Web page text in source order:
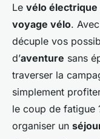
Le vélo électrique
voyage vélo.
décuple vos
d’aventure sans
traverser la
simplement
le coup de fatigue
organiser un